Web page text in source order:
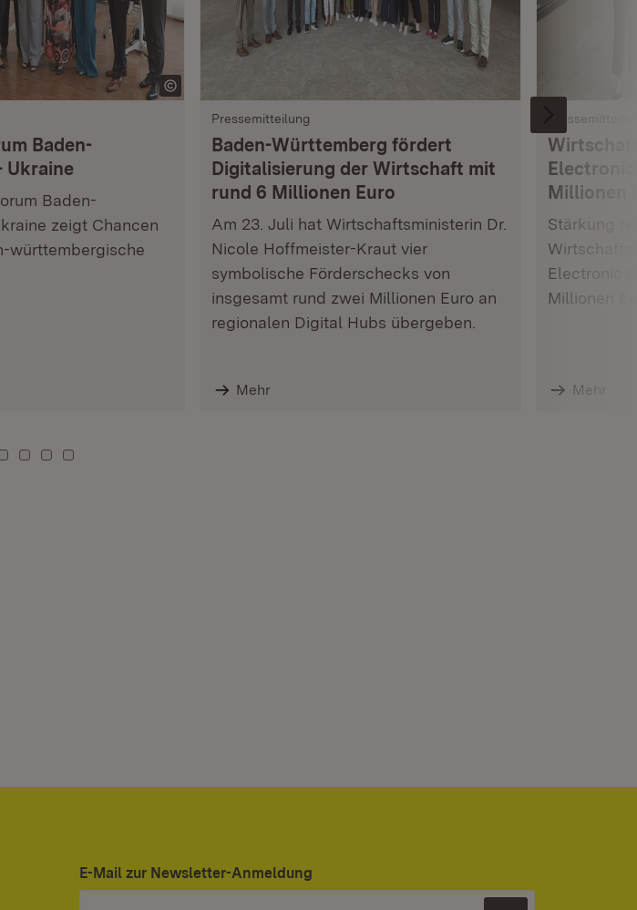
Baden-
Ukraine
Baden-
zeigt Chancen
württembergische
Pressemitteilung
Baden-Württemberg fördert
Digitalisierung der Wirtschaft mit
rund 6 Millionen Euro
Am 23. Juli hat Wirtschaftsministerin Dr.
Nicole Hoffmeister-Kraut vier
symbolische Förderschecks von
insgesamt rund zwei Millionen Euro an
regionalen Digital Hubs übergeben.
Mehr
Millionen
Stärkung
Electronic
Millionen
Mehr
Kachel: 0
Zu Kachel: 3
Zu Kachel: 6
Zu Kachel: 9
Zu Kachel: 12
E-Mail zur Newsletter-Anmeldung